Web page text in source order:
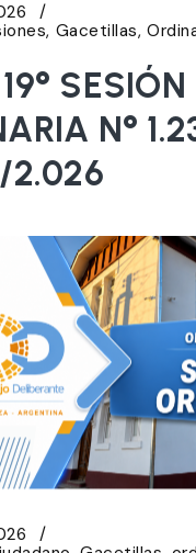
Gacetillas
SESIÓN
N°
2.026